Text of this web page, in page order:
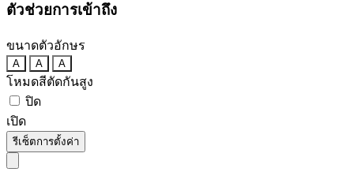
ตัวช่วยการเข้าถึง
ขนาดตัวอักษร
A A A
โหมดสีตัดกันสูง
ปิด
เปิด
รีเซ็ตการตั้งค่า